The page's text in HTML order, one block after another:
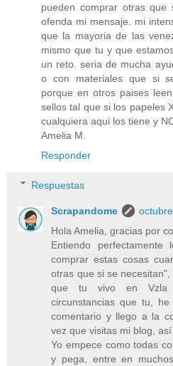
pueden comprar otras
ofenda mi mensaje. mi
que la mayoria de las
mismo que tu y que
un reto. seria de mucha
o con materiales que si
porque en otros paises
sellos tal que si los papeles
cualquiera aqui los tiene y
Amelia M.
Responder
Respuestas
Scrapandome
Hola Amelia, gracias por
Entiendo
comprar estas cosas
otras que si se
que tu vivo en Vzla
circunstancias que tu,
comentario y llego a la
vez que visitas mi blog,
Yo empece como todas
y pega, entre en